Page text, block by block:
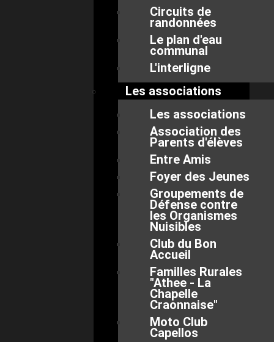
Circuits de
randonnées
Le plan d'eau
communal
L'interligne
Les associations
Les associations
Association des
Parents d'élèves
Entre Amis
Foyer des Jeunes
Groupements de
Défense contre
les Organismes
Nuisibles
Club du Bon
Accueil
Familles Rurales
"Athee - La
Chapelle
Craonnaise"
Moto Club
Capellos